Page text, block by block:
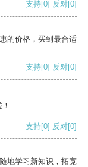
支持[0] 反对[0]
的价格，买到最合适
支持[0] 反对[0]
支持[0] 反对[0]
地学习新知识，拓宽